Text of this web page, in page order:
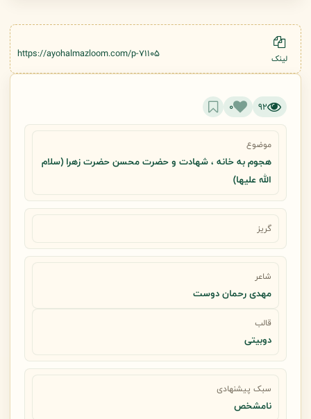
لینک https://ayohalmazloom.com/p-71105
92
0
موضوع
هجوم به خانه ، شهادت و حضرت محسن حضرت زهرا (سلام
الله علیها)
گریز
شاعر
مهدی رحمان دوست
قالب
دوبیتی
سبک پیشنهادی
نامشخص